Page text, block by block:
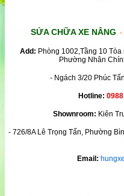
SỬA CHỮA XE NÂNG -
Add: Phòng 1002,Tầng 10
Phường Nhân
- Ngách 3/20 Phúc
Hotline:
Shownroom: Kiên
- 726/8A Lê Trọng Tấn, Phường
Email: